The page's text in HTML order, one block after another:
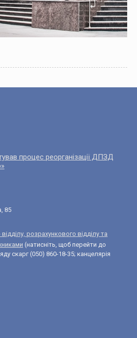
процес реорганізації ДПЗД
85
розрахункового відділу та
(натисніть, щоб перейти до
скарг (050) 860-18-35; канцелярія